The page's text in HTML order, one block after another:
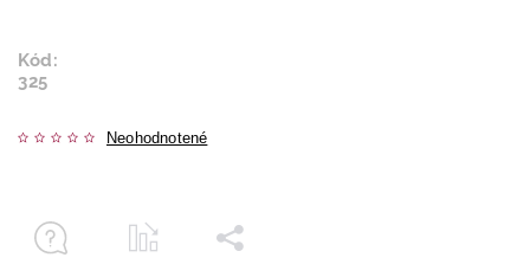
Kód:
325
Neohodnotené